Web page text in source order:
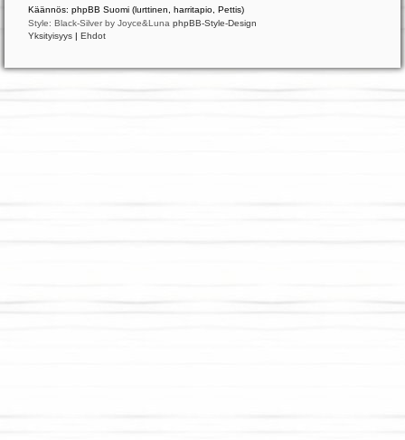
Käännös: phpBB Suomi (lurttinen, harritapio, Pettis)
Style: Black-Silver by Joyce&Luna phpBB-Style-Design
Yksityisyys | Ehdot